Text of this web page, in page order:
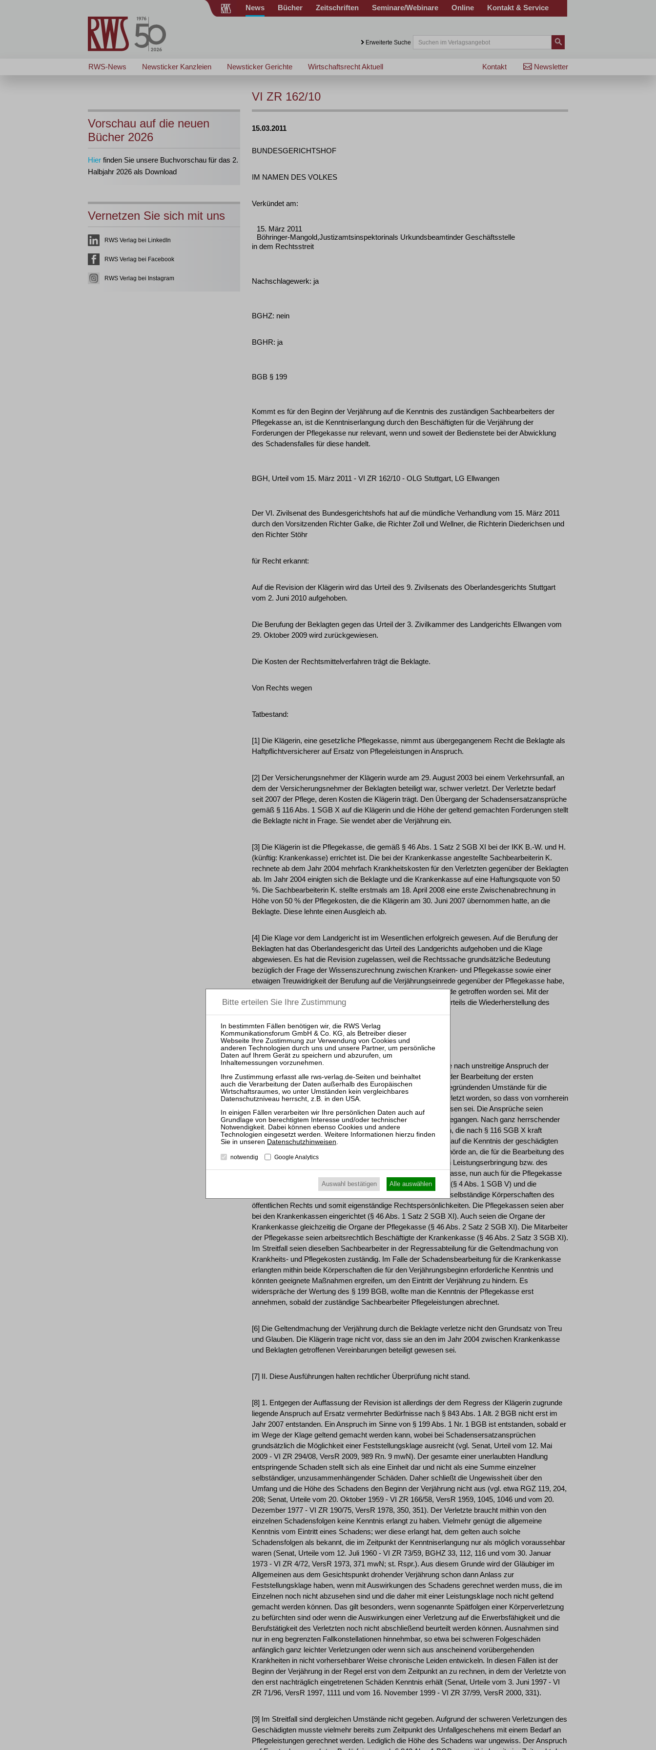
News Bücher Zeitschriften Seminare/Webinare Online Kontakt & Service
Erweiterte Suche
RWS-News Newsticker Kanzleien Newsticker Gerichte Wirtschaftsrecht Aktuell Newsletter
Kontakt
Vorschau auf die neuen
Bücher 2026
Hier finden Sie unsere Buchvorschau für das 2.
Halbjahr 2026 als Download
Vernetzen Sie sich mit uns
RWS Verlag bei LinkedIn
RWS Verlag bei Facebook
RWS Verlag bei Instagram
VI ZR 162/10
15.03.2011
BUNDESGERICHTSHOF
IM NAMEN DES VOLKES
Verkündet am:
15. März 2011
Böhringer-Mangold,Justizamtsinspektorinals Urkundsbeamtinder Geschäftsstelle
in dem Rechtsstreit
Nachschlagewerk: ja
BGHZ: nein
BGHR: ja
BGB § 199
Kommt es für den Beginn der Verjährung auf die Kenntnis des zuständigen Sachbearbeiters der
Pflegekasse an, ist die Kenntniserlangung durch den Beschäftigten für die Verjährung der
Forderungen der Pflegekasse nur relevant, wenn und soweit der Bedienstete bei der Abwicklung
des Schadensfalles für diese handelt.
BGH, Urteil vom 15. März 2011 - VI ZR 162/10 - OLG Stuttgart, LG Ellwangen
Der VI. Zivilsenat des Bundesgerichtshofs hat auf die mündliche Verhandlung vom 15. März 2011
durch den Vorsitzenden Richter Galke, die Richter Zoll und Wellner, die Richterin Diederichsen und
den Richter Stöhr
für Recht erkannt:
Auf die Revision der Klägerin wird das Urteil des 9. Zivilsenats des Oberlandesgerichts Stuttgart
vom 2. Juni 2010 aufgehoben.
Die Berufung der Beklagten gegen das Urteil der 3. Zivilkammer des Landgerichts Ellwangen vom
29. Oktober 2009 wird zurückgewiesen.
Die Kosten der Rechtsmittelverfahren trägt die Beklagte.
Von Rechts wegen
Tatbestand:
[1] Die Klägerin, eine gesetzliche Pflegekasse, nimmt aus übergegangenem Recht die Beklagte als
Haftpflichtversicherer auf Ersatz von Pflegeleistungen in Anspruch.
[2] Der Versicherungsnehmer der Klägerin wurde am 29. August 2003 bei einem Verkehrsunfall, an
dem der Versicherungsnehmer der Beklagten beteiligt war, schwer verletzt. Der Verletzte bedarf
seit 2007 der Pflege, deren Kosten die Klägerin trägt. Den Übergang der Schadensersatzansprüche
gemäß § 116 Abs. 1 SGB X auf die Klägerin und die Höhe der geltend gemachten Forderungen stellt
die Beklagte nicht in Frage. Sie wendet aber die Verjährung ein.
[3] Die Klägerin ist die Pflegekasse, die gemäß § 46 Abs. 1 Satz 2 SGB XI bei der IKK B.-W. und H.
(künftig: Krankenkasse) errichtet ist. Die bei der Krankenkasse angestellte Sachbearbeiterin K.
rechnete ab dem Jahr 2004 mehrfach Krankheitskosten für den Verletzten gegenüber der Beklagten
ab. Im Jahr 2004 einigten sich die Beklagte und die Krankenkasse auf eine Haftungsquote von 50
%. Die Sachbearbeiterin K. stellte erstmals am 18. April 2008 eine erste Zwischenabrechnung in
Höhe von 50 % der Pflegekosten, die die Klägerin am 30. Juni 2007 übernommen hatte, an die
Beklagte. Diese lehnte einen Ausgleich ab.
[4] Die Klage vor dem Landgericht ist im Wesentlichen erfolgreich gewesen. Auf die Berufung der
Beklagten hat das Oberlandesgericht das Urteil des Landgerichts aufgehoben und die Klage
abgewiesen. Es hat die Revision zugelassen, weil die Rechtssache grundsätzliche Bedeutung
bezüglich der Frage der Wissenszurechnung zwischen Kranken- und Pflegekasse sowie einer
etwaigen Treuwidrigkeit der Berufung auf die Verjährungseinrede gegenüber der Pflegekasse habe,
wenn mit der Krankenkasse eine verjährungshemmende Abrede getroffen worden sei. Mit der
Revision begehrt die Klägerin unter Aufhebung des Berufungsurteils die Wiederherstellung des
Urteils des Landgerichts.
Entscheidungsgründe:
[5] I. Das Berufungsgericht ist der Auffassung, der dem Grunde nach unstreitige Anspruch der
Klägerin sei verjährt. Die Sachbearbeiterin K. habe bereits mit der Bearbeitung der ersten
Schadensmeldung im Jahr 2004 Kenntnis der den Anspruch begründenden Umstände für die
Klägerin erlangt. Der Versicherte sei bei dem Unfall schwer verletzt worden, so dass von vornherein
der Eintritt der Pflegebedürftigkeit nicht unwahrscheinlich gewesen sei. Die Ansprüche seien
deshalb bereits im Zeitpunkt des Unfalls auf die Klägerin übergegangen. Nach ganz herrschender
Meinung komme es für den Verjährungsbeginn bei Ansprüchen, die nach § 116 SGB X kraft
Gesetzes auf den Sozialversicherungsträger übergehen, nicht auf die Kenntnis der geschädigten
Person, sondern auf die Kenntnis des Sachbearbeiters der Behörde an, die für die Bearbeitung des
Regressfalls zuständig sei. Auf den Zeitpunkt der tatsächlichen Leistungserbringung bzw. des
Bewusstseins des zuständigen Sachbearbeiters der Krankenkasse, nun auch für die Pflegekasse
tätig zu sein, komme es hingegen nicht an. Die Krankenkasse (§ 4 Abs. 1 SGB V) und die
Pflegekasse (§ 46 Abs. 2 Satz 1 SGB XI) seien zwar rechtlich selbständige Körperschaften des
öffentlichen Rechts und somit eigenständige Rechtspersönlichkeiten. Die Pflegekassen seien aber
bei den Krankenkassen eingerichtet (§ 46 Abs. 1 Satz 2 SGB XI). Auch seien die Organe der
Krankenkasse gleichzeitig die Organe der Pflegekasse (§ 46 Abs. 2 Satz 2 SGB XI). Die Mitarbeiter
der Pflegekasse seien arbeitsrechtlich Beschäftigte der Krankenkasse (§ 46 Abs. 2 Satz 3 SGB XI).
Im Streitfall seien dieselben Sachbearbeiter in der Regressabteilung für die Geltendmachung von
Krankheits- und Pflegekosten zuständig. Im Falle der Schadensbearbeitung für die Krankenkasse
erlangten mithin beide Körperschaften die für den Verjährungsbeginn erforderliche Kenntnis und
könnten geeignete Maßnahmen ergreifen, um den Eintritt der Verjährung zu hindern. Es
widerspräche der Wertung des § 199 BGB, wollte man die Kenntnis der Pflegekasse erst
annehmen, sobald der zuständige Sachbearbeiter Pflegeleistungen abrechnet.
[6] Die Geltendmachung der Verjährung durch die Beklagte verletze nicht den Grundsatz von Treu
und Glauben. Die Klägerin trage nicht vor, dass sie an den im Jahr 2004 zwischen Krankenkasse
und Beklagten getroffenen Vereinbarungen beteiligt gewesen sei.
[7] II. Diese Ausführungen halten rechtlicher Überprüfung nicht stand.
[8] 1. Entgegen der Auffassung der Revision ist allerdings der dem Regress der Klägerin zugrunde
liegende Anspruch auf Ersatz vermehrter Bedürfnisse nach § 843 Abs. 1 Alt. 2 BGB nicht erst im
Jahr 2007 entstanden. Ein Anspruch im Sinne von § 199 Abs. 1 Nr. 1 BGB ist entstanden, sobald er
im Wege der Klage geltend gemacht werden kann, wobei bei Schadensersatzansprüchen
grundsätzlich die Möglichkeit einer Feststellungsklage ausreicht (vgl. Senat, Urteil vom 12. Mai
2009 - VI ZR 294/08, VersR 2009, 989 Rn. 9 mwN). Der gesamte einer unerlaubten Handlung
entspringende Schaden stellt sich als eine Einheit dar und nicht als eine Summe einzelner
selbständiger, unzusammenhängender Schäden. Daher schließt die Ungewissheit über den
Umfang und die Höhe des Schadens den Beginn der Verjährung nicht aus (vgl. etwa RGZ 119, 204,
208; Senat, Urteile vom 20. Oktober 1959 - VI ZR 166/58, VersR 1959, 1045, 1046 und vom 20.
Dezember 1977 - VI ZR 190/75, VersR 1978, 350, 351). Der Verletzte braucht mithin von den
einzelnen Schadensfolgen keine Kenntnis erlangt zu haben. Vielmehr genügt die allgemeine
Kenntnis vom Eintritt eines Schadens; wer diese erlangt hat, dem gelten auch solche
Schadensfolgen als bekannt, die im Zeitpunkt der Kenntniserlangung nur als möglich voraussehbar
waren (Senat, Urteile vom 12. Juli 1960 - VI ZR 73/59, BGHZ 33, 112, 116 und vom 30. Januar
1973 - VI ZR 4/72, VersR 1973, 371 mwN; st. Rspr.). Aus diesem Grunde wird der Gläubiger im
Allgemeinen aus dem Gesichtspunkt drohender Verjährung schon dann Anlass zur
Feststellungsklage haben, wenn mit Auswirkungen des Schadens gerechnet werden muss, die im
Einzelnen noch nicht abzusehen sind und die daher mit einer Leistungsklage noch nicht geltend
gemacht werden können. Das gilt besonders, wenn sogenannte Spätfolgen einer Körperverletzung
zu befürchten sind oder wenn die Auswirkungen einer Verletzung auf die Erwerbsfähigkeit und die
Berufstätigkeit des Verletzten noch nicht abschließend beurteilt werden können. Ausnahmen sind
nur in eng begrenzten Fallkonstellationen hinnehmbar, so etwa bei schweren Folgeschäden
anfänglich ganz leichter Verletzungen oder wenn sich aus anscheinend vorübergehenden
Krankheiten in nicht vorhersehbarer Weise chronische Leiden entwickeln. In diesen Fällen ist der
Beginn der Verjährung in der Regel erst von dem Zeitpunkt an zu rechnen, in dem der Verletzte von
den erst nachträglich eingetretenen Schäden Kenntnis erhält (Senat, Urteile vom 3. Juni 1997 - VI
ZR 71/96, VersR 1997, 1111 und vom 16. November 1999 - VI ZR 37/99, VersR 2000, 331).
[9] Im Streitfall sind dergleichen Umstände nicht gegeben. Aufgrund der schweren Verletzungen des
Geschädigten musste vielmehr bereits zum Zeitpunkt des Unfallgeschehens mit einem Bedarf an
Pflegeleistungen gerechnet werden. Lediglich die Höhe des Schadens war ungewiss. Der Anspruch
Datenschutzhinweisen.
notwendig Google Analytics
Auswahl bestätigen Alle auswählen